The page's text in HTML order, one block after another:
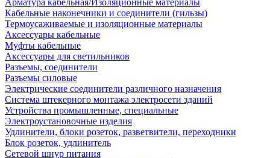
Арматура кабельная/Изоляционные материалы
Кабельные наконечники и соединители (гильзы)
Термоусаживаемые и изоляционные материалы
Аксессуары кабельные
Муфты кабельные
Аксессуары для светильников
Разъемы, соединители
Разъемы силовые
Электрические соединители различного назначения
Система штекерного монтажа электросети зданий
Устройства промышленные, специальные
Электроустановочные изделия
Удлинители, блоки розеток, разветвители, переходники
Блок розеток, удлинитель
Сетевой шнур питания